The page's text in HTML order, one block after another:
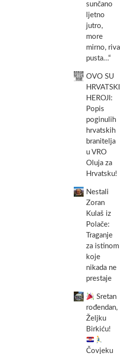
sunčano
ljetno
jutro,
more
mirno, riva
pusta...“
OVO SU
HRVATSKI
HEROJI:
Popis
poginulih
hrvatskih
branitelja
u VRO
Oluja za
Hrvatsku!
Nestali
Zoran
Kulaš iz
Polače:
Traganje
za istinom
koje
nikada ne
prestaje
Sretan
rođendan,
Željku
Birkiću!
Čovjeku